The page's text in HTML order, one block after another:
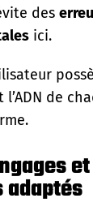
des
ici.
l’ADN de
et